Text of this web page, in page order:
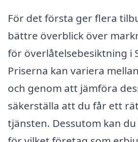
För det första ger flera
bättre överblick över
för överlåtelsebesiktning i
Priserna kan variera
och genom att jämföra
säkerställa att du får ett
tjänsten. Dessutom kan du